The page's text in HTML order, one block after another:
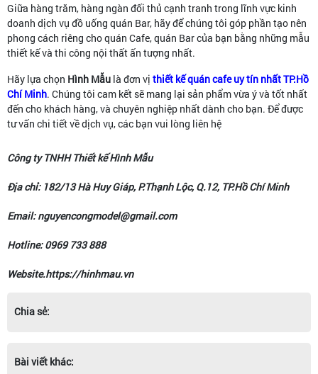
Giữa hàng trăm, hàng ngàn đối thủ cạnh tranh trong lĩnh vực kinh
doanh dịch vụ đồ uống quán Bar, hãy để chúng tôi góp phần tạo nên
phong cách riêng cho quán Cafe, quán Bar của bạn bằng những mẫu
thiết kế và thi công nội thất ấn tượng nhất.
Hãy lựa chọn Hình Mẫu là đơn vị thiết kế quán cafe uy tín nhất TP.Hồ
Chí Minh. Chúng tôi cam kết sẽ mang lại sản phẩm vừa ý và tốt nhất
đến cho khách hàng, và chuyên nghiệp nhất dành cho bạn. Để được
tư vấn chi tiết về dịch vụ, các bạn vui lòng liên hệ
Công ty TNHH Thiết kế Hình Mẫu
Địa chỉ: 182/13 Hà Huy Giáp, P.Thạnh Lộc, Q.12, TP.Hồ Chí Minh
Email: nguyencongmodel@gmail.com
Hotline: 0969 733 888
Website.https://hinhmau.vn
Chia sẻ:
Bài viết khác: